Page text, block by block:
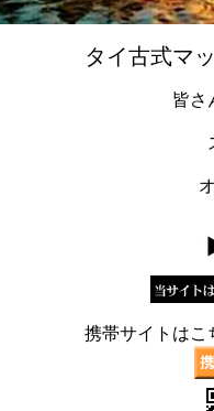
タイ古式マ
皆
携帯サイトはこ